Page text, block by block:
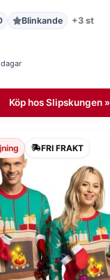
Blinkande +3 st
Köp hos Slipskungen »
FRI FRAKT